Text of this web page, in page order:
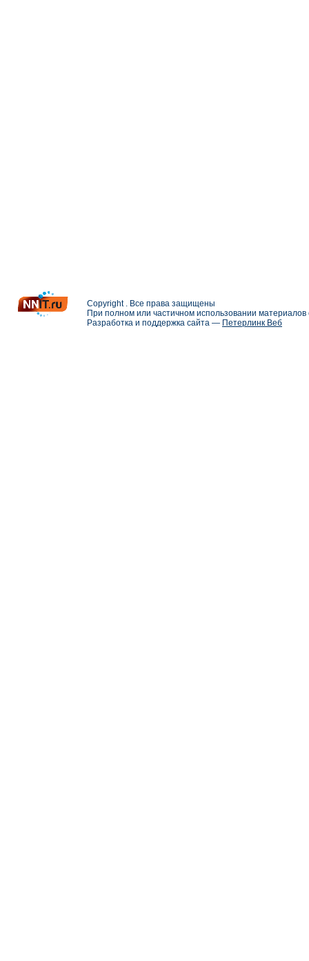
Copyright . Все права защищены
При полном или частичном использовании
Разработка и поддержка сайта — Петерлинк Веб